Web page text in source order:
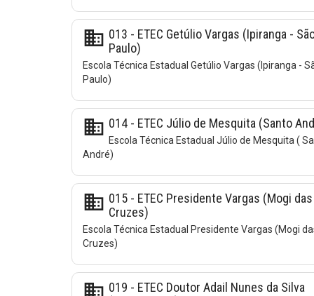
business 013 - ETEC Getúlio Vargas (Ipiranga -
Paulo)
Escola Técnica Estadual Getúlio Vargas (Ipiranga -
Paulo)
business 014 - ETEC Júlio de Mesquita (Santo
Escola Técnica Estadual Júlio de Mesquita (
André)
business 015 - ETEC Presidente Vargas (Mogi das
Cruzes)
Escola Técnica Estadual Presidente Vargas (Mogi
Cruzes)
business 019 - ETEC Doutor Adail Nunes da Silva